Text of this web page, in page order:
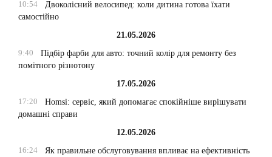
10:54
Двоколісний велосипед: коли дитина готова їхати
самостійно
21.05.2026
9:40
Підбір фарби для авто: точний колір для ремонту без
помітного різнотону
17.05.2026
17:20
Homsi: сервіс, який допомагає спокійніше вирішувати
домашні справи
12.05.2026
16:24
Як правильне обслуговування впливає на ефективність